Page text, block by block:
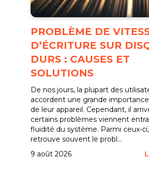
PROBLÈME DE
D’ÉCRITURE SUR
DURS : CAUSES ET
SOLUTIONS
De nos jours, la plupart des
accordent une grande
de leur appareil. Cependant, il
certains problèmes viennent
fluidité du système. Parmi ceux-
retrouve souvent le probl...
9 août 2026